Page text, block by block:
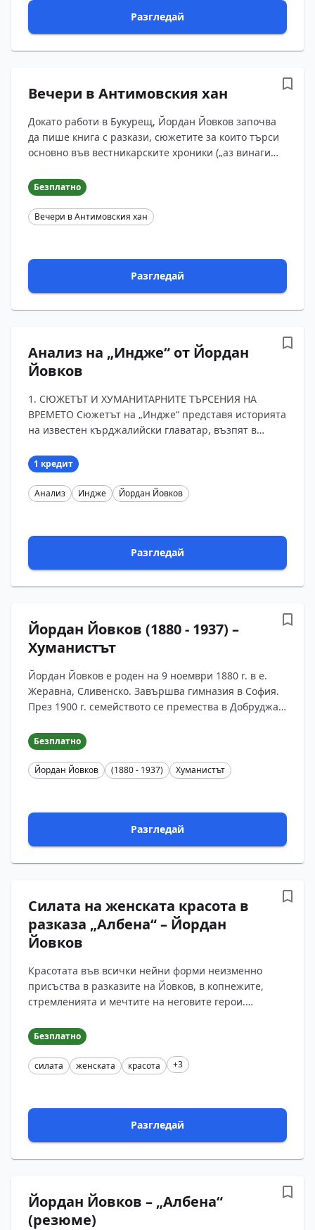
Разгледай
Вечери в Антимовския хан
Докато работи в Букурещ, Йордан Йовков започва
да пише книга с разкази, сюжетите за които търси
основно във вестникарските хроники („аз винаги
Безплатно
Вечери в Антимовския хан
Разгледай
Анализ на „Индже“ от Йордан
Йовков
1. СЮЖЕТЪТ И ХУМАНИТАРНИТЕ ТЪРСЕНИЯ НА
ВРЕМЕТО Сюжетът на „Индже“ представя историята
на известен кърджалийски главатар, възпят в
личност, българ?...
1 кредит
Анализ Индже Йордан Йовков
Разгледай
Йордан Йовков (1880 - 1937) –
Хуманистът
Йордан Йовков е роден на 9 ноември 1880 г. в е.
Жеравна, Сливенско. Завършва гимназия в София.
През 1900 г. семейството се премества в Добруджа,
до 1904 г. у...
Безплатно
Йордан Йовков (1880 - 1937) Хуманистът
Разгледай
Силата на женската красота в
разказа „Албена“ – Йордан
Йовков
Красотата във всички нейни форми неизменно
присъства в разказите на Йовков, в копнежите,
стремленията и мечтите на неговите герои.
човешкит?...
Безплатно
силата женската красота +3
Разгледай
Йордан Йовков – „Албена“
(резюме)